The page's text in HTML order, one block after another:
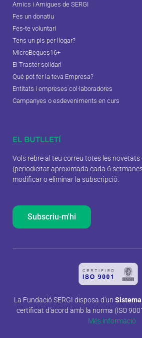
Amics i Amigues de SERGI
Fes un donatiu
Fes-te voluntari
Tens un pis per llogar?
MicroBeques16+
El Traster solidari
Què pot fer la teva Empresa?
Entitats i empreses col·laboradores
Campanyes o esdeveniments en curs
EL BUTLLETÍ
Vols rebre al teu correu totes les novetats
(periodicitat aproximada cada 6
modificar o eliminar la subscripció.
Subscriu-m'hi
La Fundació SERGI disposa d'un
certificat d'acord amb la norma (ISO
Més informació